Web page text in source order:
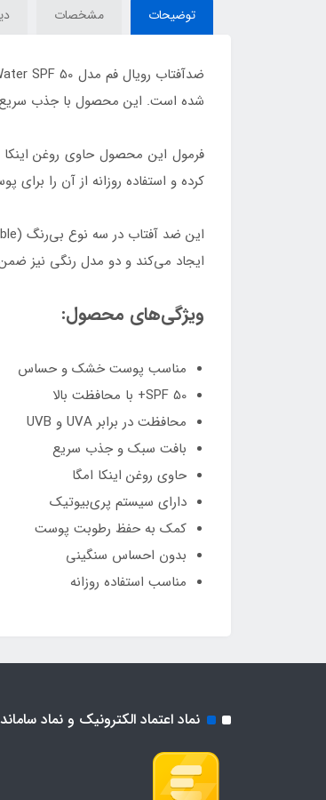
توضیحات مشخصات
شده است. این محصول با جذب سریع
فرمول این محصول حاوی روغن
کرده و استفاده روزانه از آن را
ایجاد می‌کند و دو مدل رنگی نیز
ویژگی‌های محصول:
مناسب پوست خشک و حساس
SPF 50+ با محافظت بالا
محافظت در برابر UVA و UVB
بافت سبک و جذب سریع
حاوی روغن اینکا امگا
دارای سیستم پری‌بیوتیک
کمک به حفظ رطوبت پوست
بدون احساس سنگینی
مناسب استفاده روزانه
نماد اعتماد الکترونیک و نماد